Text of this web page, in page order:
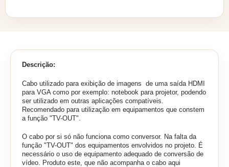
Descrição:
Cabo utilizado para exibição de imagens de uma saída HDMI
para VGA como por exemplo: notebook para projetor, podendo
ser utilizado em outras aplicações compatíveis.
Recomendado para utilização em equipamentos que constem
a função "TV-OUT".
O cabo por si só não funciona como conversor. Na falta da
função "TV-OUT" dos equipamentos envolvidos no projeto. É
necessário o uso de equipamento adequado de conversão de
vídeo. Produto este, que não acompanha o cabo aqui